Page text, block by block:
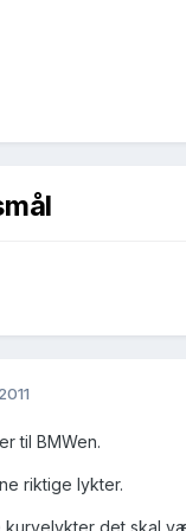
til BMWen.
riktige lykter.